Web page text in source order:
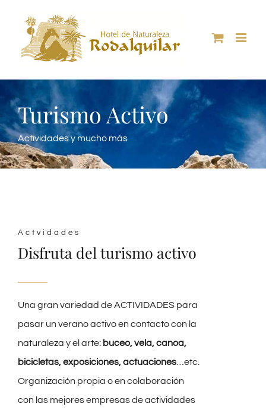
content
Turismo Activo
Actividades y mucho más
Actvidades
Disfruta del turismo activo
Una gran variedad de ACTIVIDADES para
pasar un verano activo en contacto con la
naturaleza y el arte: buceo, vela, canoa,
bicicletas, exposiciones, actuaciones …etc.
Organización propia o en colaboración
con las mejores empresas de actividades